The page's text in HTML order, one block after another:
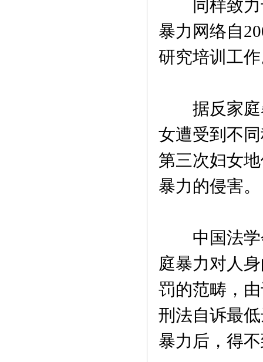
同样致力
暴力网络自
研究培训工
据反家庭
女遭受到不
第三次妇女
暴力的侵害。
中国法学
庭暴力对人
罚的范畴，
刑法自诉最
暴力后，得